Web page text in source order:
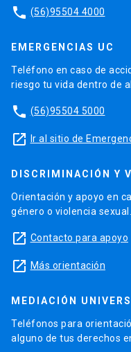
phone (56)95504 4000
EMERGENCIAS UC
Teléfono en caso de
riesgo tu vida dentro de
phone (56)95504 5000
launch Ir al sitio de
DISCRIMINACIÓN Y
Orientación y apoyo en
género o violencia sexual.
launch Contacto para apoyo
launch Más orientación
MEDIACIÓN
Teléfonos para
alguno de tus derechos